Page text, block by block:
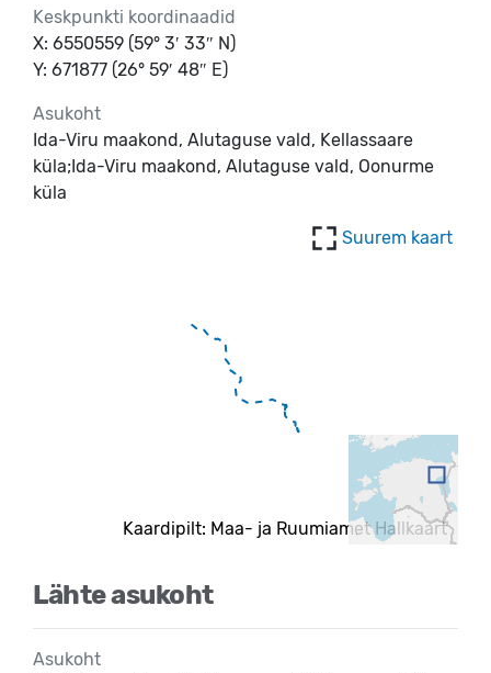
Keskpunkti koordinaadid
X: 6550559 (59° 3′ 33″ N)
Y: 671877 (26° 59′ 48″ E)
Asukoht
Ida-Viru maakond, Alutaguse vald, Kellassaare
küla;Ida-Viru maakond, Alutaguse vald, Oonurme
küla
Suurem kaart
Kaardipilt: Maa- ja Ruumiamet Hallkaart
Lähte asukoht
Asukoht